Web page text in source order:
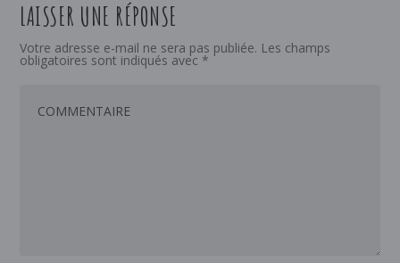
LAISSER UNE RÉPONSE
Votre adresse e-mail ne sera pas publiée. Les champs
obligatoires sont indiqués avec *